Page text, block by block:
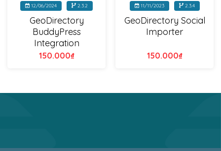
12/06/2024 2.3.2
GeoDirectory
BuddyPress
Integration
150.000₫
11/11/2023 2.3.4
GeoDirectory Social
Importer
150.000₫